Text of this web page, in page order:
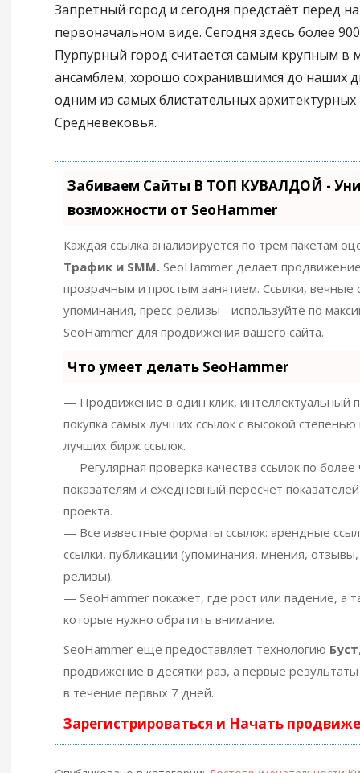
Запретный город и сегодня предстаёт перед
первоначальном виде. Сегодня здесь более
Пурпурный город считается самым крупным
ансамблем, хорошо сохранившимся до наших
одним из самых блистательных
Средневековья.
Забиваем Сайты В ТОП КУВАЛДОЙ -
возможности от SeoHammer
Каждая ссылка анализируется по трем пакетам
Трафик и SMM.SeoHammer делает
прозрачным и простым занятием. Ссылки, вечные
упоминания, пресс-релизы - используйте по
SeoHammer для продвижения вашего сайта.
Что умеет делать SeoHammer
— Продвижение в один клик, интеллектуальный
покупка самых лучших ссылок с высокой степенью
лучших бирж ссылок.
— Регулярная проверка качества ссылок по
показателям и ежедневный пересчет показателей
проекта.
— Все известные форматы ссылок: арендные
ссылки, публикации (упоминания, мнения, отзывы,
релизы).
— SeoHammer покажет, где рост или падение, а
которые нужно обратить внимание.
SeoHammer еще предоставляет технологию Буст
продвижение в десятки раз, а первые
в течение первых 7 дней.
Зарегистрироваться и Начать